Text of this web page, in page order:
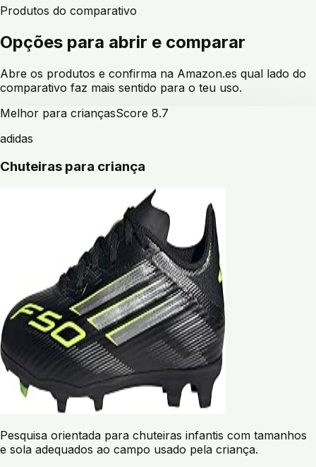
Produtos do comparativo
Opções para abrir e comparar
Abre os produtos e confirma na Amazon.es qual lado do
comparativo faz mais sentido para o teu uso.
Melhor para criançasScore 8.7
adidas
Chuteiras para criança
Pesquisa orientada para chuteiras infantis com tamanhos
e sola adequados ao campo usado pela criança.